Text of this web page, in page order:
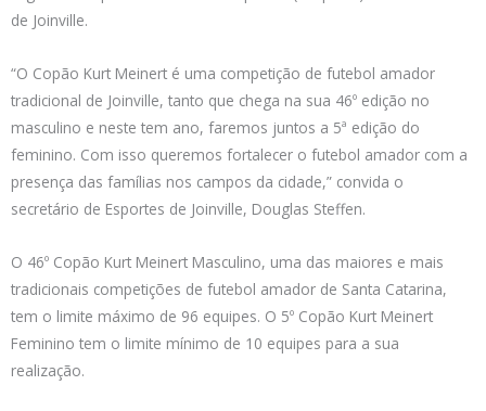
de Joinville.
“O Copão Kurt Meinert é uma competição de futebol amador
tradicional de Joinville, tanto que chega na sua 46º edição no
masculino e neste tem ano, faremos juntos a 5ª edição do
feminino. Com isso queremos fortalecer o futebol amador com a
presença das famílias nos campos da cidade,” convida o
secretário de Esportes de Joinville, Douglas Steffen.
O 46º Copão Kurt Meinert Masculino, uma das maiores e mais
tradicionais competições de futebol amador de Santa Catarina,
tem o limite máximo de 96 equipes. O 5º Copão Kurt Meinert
Feminino tem o limite mínimo de 10 equipes para a sua
realização.